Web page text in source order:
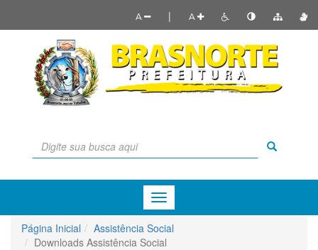
A | A
Menu
de
Navegação
Página Inicial
Assistência Social
Downloads Assistência Social